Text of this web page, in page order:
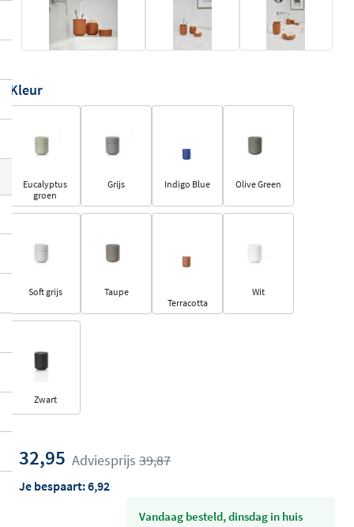
Kleur
Eucalyptus
groen
Grijs Indigo Blue Olive Green
Soft grijs
Taupe
Terracotta
Wit
Zwart
32,95 Adviesprijs 39,87
Je bespaart:6,92
vandaag besteld, dinsdag in huis